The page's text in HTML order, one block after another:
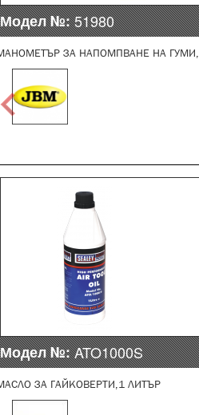
Модел №:51980
ЗА НАПОМПВАНЕ НА ГУМИ,
Модел №:ATO1000S
ЗА ГАЙКОВЕРТИ,1 ЛИТЪР